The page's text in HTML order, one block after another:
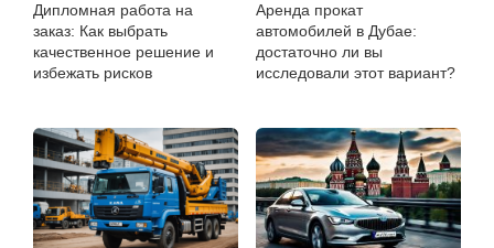
Дипломная работа на
заказ: Как выбрать
качественное решение и
избежать рисков
Аренда прокат
автомобилей в Дубае:
достаточно ли вы
исследовали этот вариант?